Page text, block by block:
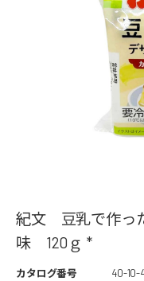
紀文 豆乳で作っ
味 120ｇ *
カタログ番号
40-10-